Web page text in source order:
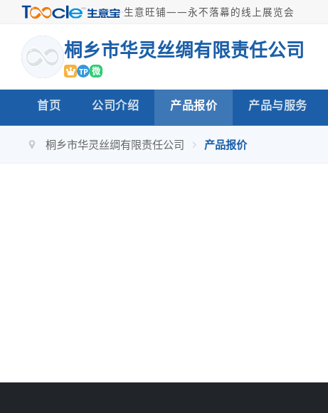
·生意旺铺——永不落幕的线上展览会
桐乡市华灵丝绸有限责任公司
TP 微
首页 公司介绍 产品报价 产品与服务
桐乡市华灵丝绸有限责任公司 产品报价